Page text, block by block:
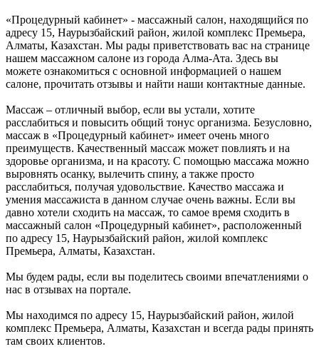
«Процедурный кабинет» - массажный салон, находящийся по
адресу 15, Наурызбайский район, жилой комплекс Премьера,
Алматы, Казахстан. Мы рады приветствовать вас на странице
нашем массажном салоне из города Алма-Ата. Здесь вы
можете ознакомиться с основной информацией о нашем
салоне, прочитать отзывы и найти наши контактные данные.
Массаж – отличный выбор, если вы устали, хотите
расслабиться и повысить общий тонус организма. Безусловно,
массаж в «Процедурный кабинет» имеет очень много
преимуществ. Качественный массаж может повлиять и на
здоровье организма, и на красоту. С помощью массажа можно
выровнять осанку, вылечить спину, а также просто
расслабиться, получая удовольствие. Качество массажа и
умения массажиста в данном случае очень важны. Если вы
давно хотели сходить на массаж, то самое время сходить в
массажный салон «Процедурный кабинет», расположенный
по адресу 15, Наурызбайский район, жилой комплекс
Премьера, Алматы, Казахстан.
Мы будем рады, если вы поделитесь своими впечатлениями о
нас в отзывах на портале.
Мы находимся по адресу 15, Наурызбайский район, жилой
комплекс Премьера, Алматы, Казахстан и всегда рады принять
там своих клиентов.